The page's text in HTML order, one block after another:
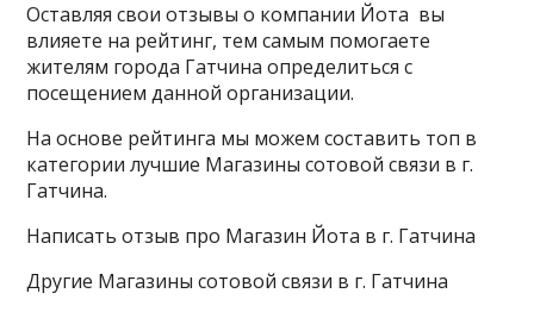
Оставляя свои отзывы о компании Йота вы
влияете на рейтинг, тем самым помогаете
жителям города Гатчина определиться с
посещением данной организации.
На основе рейтинга мы можем составить топ в
категории лучшие Магазины сотовой связи в г.
Гатчина.
Написать отзыв про Магазин Йота в г. Гатчина
Другие Магазины сотовой связи в г. Гатчина